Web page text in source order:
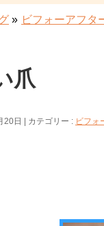
» ビフォーアフタ
爪
20日 カテゴリー : ビフォ